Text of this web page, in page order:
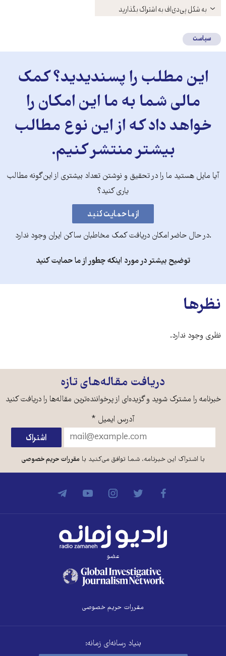
باز
کنید
به شکل پی‌دی‌اف به اشتراک بگذارید
سیاست
این مطلب را پسندیدید؟ کمک
مالی شما به ما این امکان را
خواهد داد که از این نوع مطالب
بیشتر منتشر کنیم.
آیا مایل هستید ما را در تحقیق و نوشتن تعداد بیشتری از این‌گونه مطالب
یاری کنید؟
.در حال حاضر امکان دریافت کمک مخاطبان ساکن ایران وجود ندارد
توضیح بیشتر در مورد اینکه چطور از ما حمایت کنید
نظرها
نظری وجود ندارد.
دریافت مقاله‌های تازه
خبرنامه را مشترک شوید و گزیده‌ای از پرخواننده‌ترین مقاله‌ها را دریافت کنید
آدرس ایمیل *
با اشتراک این خبرنامه، شما توافق می‌کنید بامقررات حریم خصوصی
عضو
مقررات حریم خصوصی
بنیاد رسانه‌ای زمانه: